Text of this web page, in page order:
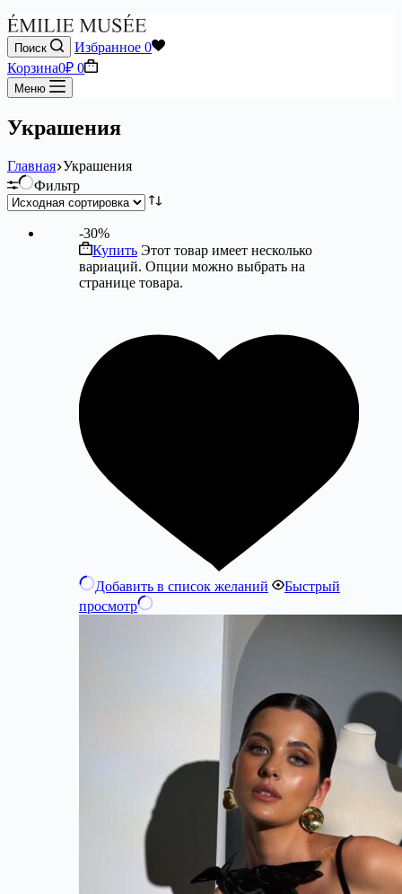
Поиск Избранное 0
Корзина0₽ 0
Меню
Украшения
Главная Украшения
Фильтр
-30%
Купить Этот товар имеет несколько
вариаций. Опции можно выбрать на
странице товара.
Добавить в список желаний
Быстрый
просмотр